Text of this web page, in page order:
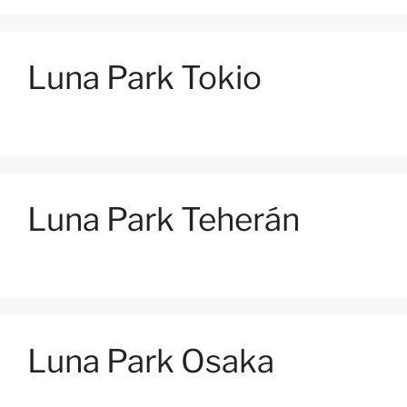
Luna Park Tokio
Luna Park Teherán
Luna Park Osaka